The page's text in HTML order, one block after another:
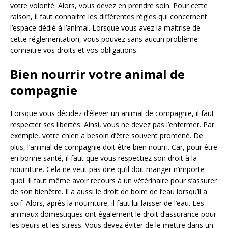
votre volonté. Alors, vous devez en prendre soin. Pour cette
raison, il faut connaitre les différentes règles qui concernent
l’espace dédié à l’animal. Lorsque vous avez la maitrise de
cette réglementation, vous pouvez sans aucun problème
connaitre vos droits et vos obligations.
Bien nourrir votre animal de
compagnie
Lorsque vous décidez d’élever un animal de compagnie, il faut
respecter ses libertés. Ainsi, vous ne devez pas l’enfermer. Par
exemple, votre chien a besoin d’être souvent promené. De
plus, l’animal de compagnie doit être bien nourri. Car, pour être
en bonne santé, il faut que vous respectiez son droit à la
nourriture. Cela ne veut pas dire qu’il doit manger n’importe
quoi. Il faut même avoir recours à un vétérinaire pour s’assurer
de son bienêtre. Il a aussi le droit de boire de l’eau lorsqu’il a
soif. Alors, après la nourriture, il faut lui laisser de l’eau. Les
animaux domestiques ont également le droit d’assurance pour
les peurs et les stress. Vous devez éviter de le mettre dans un